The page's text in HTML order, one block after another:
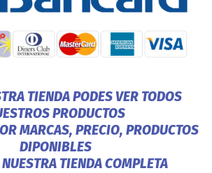
TIENDA PODES VER TODOS
PRODUCTOS
MARCAS, PRECIO, PRODUCTOS
DIPONIBLES
TIENDA COMPLETA